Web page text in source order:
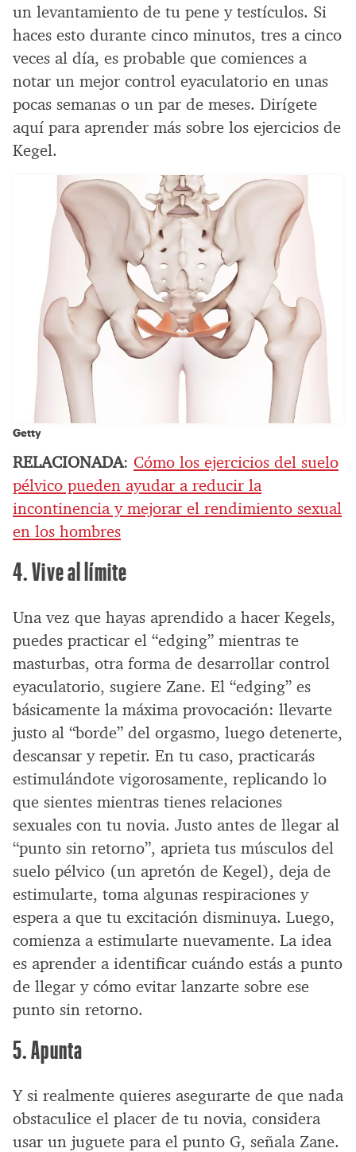
un levantamiento de tu pene y testículos. Si
haces esto durante cinco minutos, tres a cinco
veces al día, es probable que comiences a
notar un mejor control eyaculatorio en unas
pocas semanas o un par de meses. Dirígete
aquí para aprender más sobre los ejercicios de
Kegel.
Getty
RELACIONADA: Cómo los ejercicios del suelo
pélvico pueden ayudar a reducir la
incontinencia y mejorar el rendimiento sexual
en los hombres
4. Vive al límite
Una vez que hayas aprendido a hacer Kegels,
puedes practicar el “edging” mientras te
masturbas, otra forma de desarrollar control
eyaculatorio, sugiere Zane. El “edging” es
básicamente la máxima provocación: llevarte
justo al “borde” del orgasmo, luego detenerte,
descansar y repetir. En tu caso, practicarás
estimulándote vigorosamente, replicando lo
que sientes mientras tienes relaciones
sexuales con tu novia. Justo antes de llegar al
“punto sin retorno”, aprieta tus músculos del
suelo pélvico (un apretón de Kegel), deja de
estimularte, toma algunas respiraciones y
espera a que tu excitación disminuya. Luego,
comienza a estimularte nuevamente. La idea
es aprender a identificar cuándo estás a punto
de llegar y cómo evitar lanzarte sobre ese
punto sin retorno.
5. Apunta
Y si realmente quieres asegurarte de que nada
obstaculice el placer de tu novia, considera
usar un juguete para el punto G, señala Zane.